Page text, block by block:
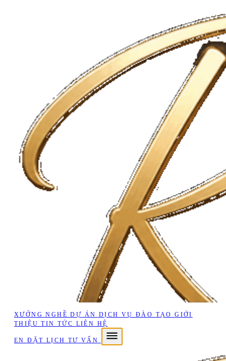
XƯỞNG NGHỀDỰ ÁN DỊCH VỤĐÀO TẠOGIỚI
THIỆUTIN TỨC LIÊN HỆ
ENĐẶT LỊCH TƯ VẤN